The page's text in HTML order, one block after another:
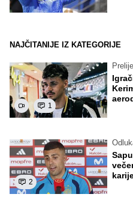
NAJČITANIJE IZ KATEGORIJE
1
2